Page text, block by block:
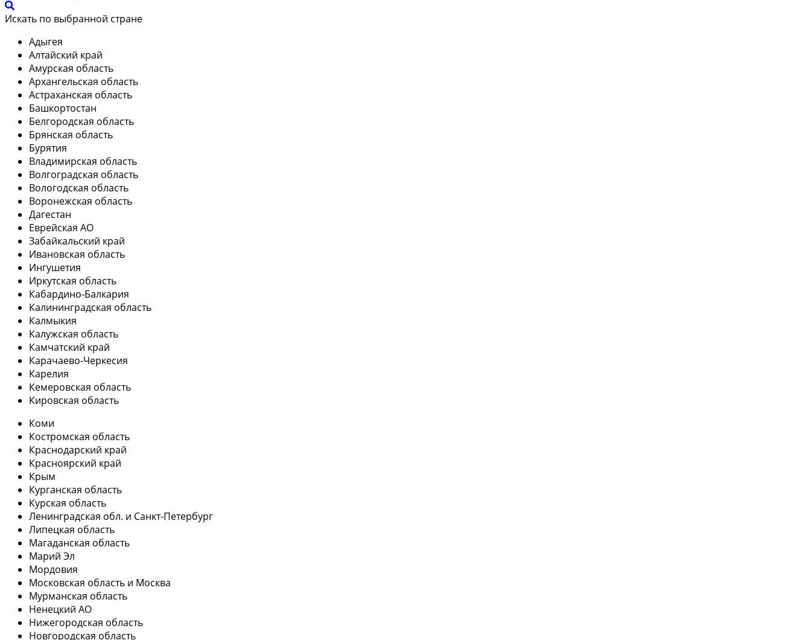
Искать по выбранной стране
Адыгея
Алтайский край
Амурская область
Архангельская область
Астраханская область
Башкортостан
Белгородская область
Брянская область
Бурятия
Владимирская область
Волгоградская область
Вологодская область
Воронежская область
Дагестан
Еврейская АО
Забайкальский край
Ивановская область
Ингушетия
Иркутская область
Кабардино-Балкария
Калининградская область
Калмыкия
Калужская область
Камчатский край
Карачаево-Черкесия
Карелия
Кемеровская область
Кировская область
Коми
Костромская область
Краснодарский край
Красноярский край
Крым
Курганская область
Курская область
Ленинградская обл. и Санкт-Петербург
Липецкая область
Магаданская область
Марий Эл
Мордовия
Московская область и Москва
Мурманская область
Ненецкий АО
Нижегородская область
Новгородская область